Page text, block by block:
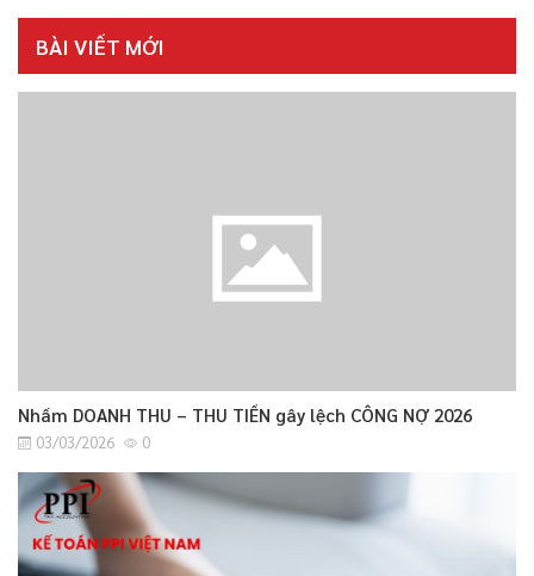
BÀI VIẾT MỚI
Nhầm DOANH THU – THU TIỀN gây lệch CÔNG NỢ 2026
03/03/2026 0